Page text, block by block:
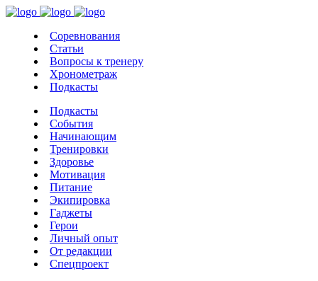
Соревнования
Статьи
Вопросы к тренеру
Хронометраж
Подкасты
Подкасты
События
Начинающим
Тренировки
Здоровье
Мотивация
Питание
Экипировка
Гаджеты
Герои
Личный опыт
От редакции
Спецпроект